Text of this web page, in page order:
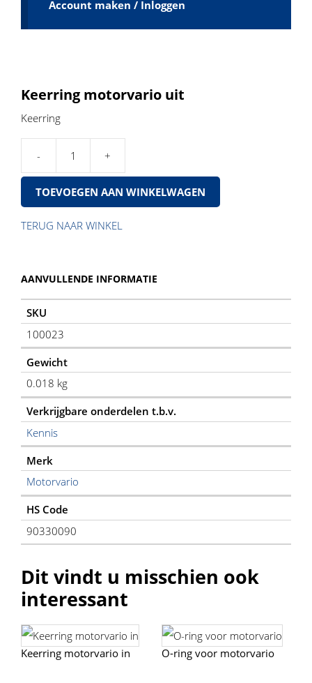
Account maken / Inloggen
Keerring motorvario uit
Keerring
motorvario
uit
aantal
TOEVOEGEN AAN WINKELWAGEN
TERUG NAAR WINKEL
AANVULLENDE INFORMATIE
SKU
100023
Gewicht
0.018 kg
Verkrijgbare onderdelen t.b.v.
Kennis
Merk
Motorvario
HS Code
90330090
Dit vindt u misschien ook
interessant
Keerring motorvario in O-ring voor motorvario